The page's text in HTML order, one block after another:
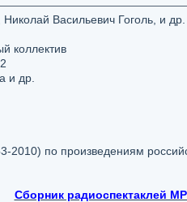
Васильевич Гоголь, и др.
коллектив
и др.
2010) по произведениям
Сборник радиоспектаклей